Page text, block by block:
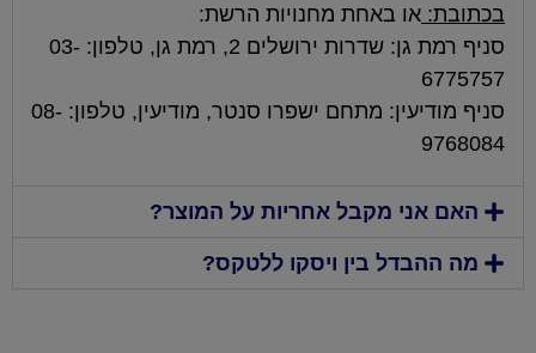
בכתובת: או באחת מחנויות הרשת:
סניף רמת גן: שדרות ירושלים 2, רמת גן, טלפון: 03-
6775757
סניף מודיעין: מתחם ישפרו סנטר, מודיעין, טלפון: 08-
9768084
האם אני מקבל אחריות על המוצר?
מה ההבדל בין ויסקו ללטקס?